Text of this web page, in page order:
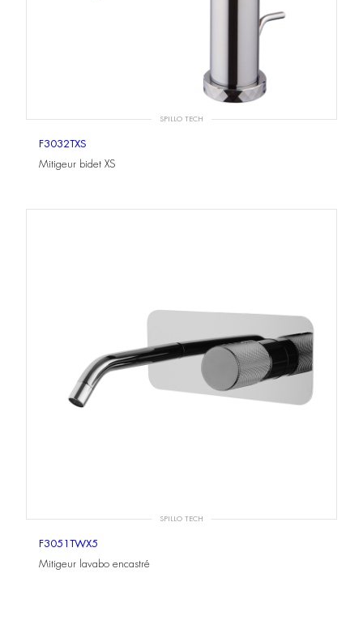
SPILLO TECH
F3032TXS
Mitigeur bidet XS
SPILLO TECH
F3051TWX5
Mitigeur lavabo encastré